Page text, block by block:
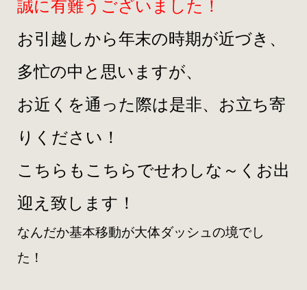
誠に有難うございました！
お引越しから年末の時期が近づき、
多忙の中と思いますが、
お近くを通った際は是非、お立ち寄
りください！
こちらもこちらでせわしな～くお出
迎え致します！
なんだか基本移動が大体ダッシュの境でし
た！